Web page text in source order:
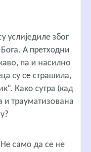
услиједиле због
А претходни
па и насилно
су се страшила,
Како сутра (кад
и трауматизована
само да се не